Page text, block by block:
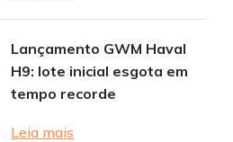
Lançamento GWM Haval
H9: lote inicial esgota em
tempo recorde
Leia mais